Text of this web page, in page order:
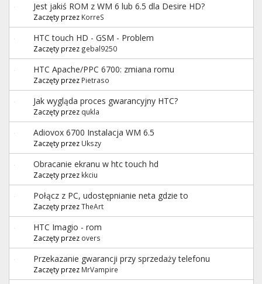
Jest jakiś ROM z WM 6 lub 6.5 dla Desire HD?
Zaczęty przez KorreS
HTC touch HD - GSM - Problem
Zaczęty przez gebal9250
HTC Apache/PPC 6700: zmiana romu
Zaczęty przez Pietraso
Jak wygląda proces gwarancyjny HTC?
Zaczęty przez qukla
Adiovox 6700 Instalacja WM 6.5
Zaczęty przez Ukszy
Obracanie ekranu w htc touch hd
Zaczęty przez kkciu
Połącz z PC, udostępnianie neta gdzie to
Zaczęty przezTheArt
HTC Imagio - rom
Zaczęty przez overs
Przekazanie gwarancji przy sprzedaży telefonu
Zaczęty przez MrVampire